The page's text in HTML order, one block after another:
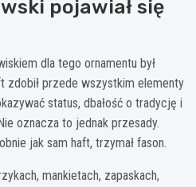
pojawiał się
dla tego ornamentu był
zdobił przede wszystkim elementy
status, dbałość o tradycję i
oznacza to jednak przesady.
jak sam haft, trzymał fason.
mankietach, zapaskach,